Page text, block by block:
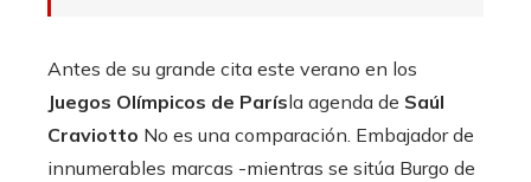
Antes de su grande cita este verano en los
Juegos Olímpicos de Parísla agenda de Saúl
Craviotto No es una comparación. Embajador de
innumerables marcas -mientras se sitúa Burgo de